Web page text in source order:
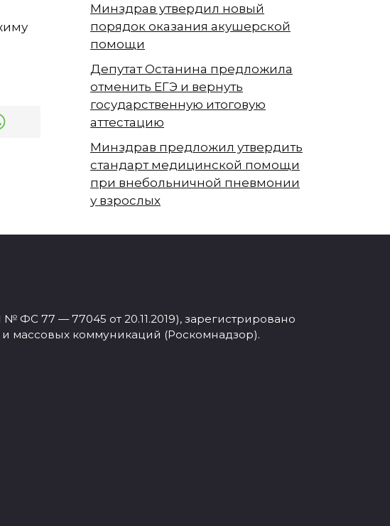
Минздрав утвердил новый
порядок оказания акушерской
помощи
Депутат Останина предложила
отменить ЕГЭ и вернуть
государственную итоговую
аттестацию
Минздрав предложил утвердить
стандарт медицинской помощи
при внебольничной пневмонии
у взрослых
ФС 77 — 77045 от 20.11.2019), зарегистрировано
массовых коммуникаций (Роскомнадзор).